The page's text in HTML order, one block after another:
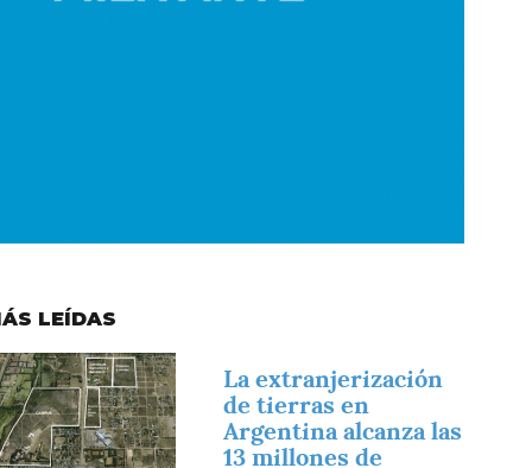
LEÍDAS
La extranjerización
de tierras en
Argentina alcanza las
13 millones de